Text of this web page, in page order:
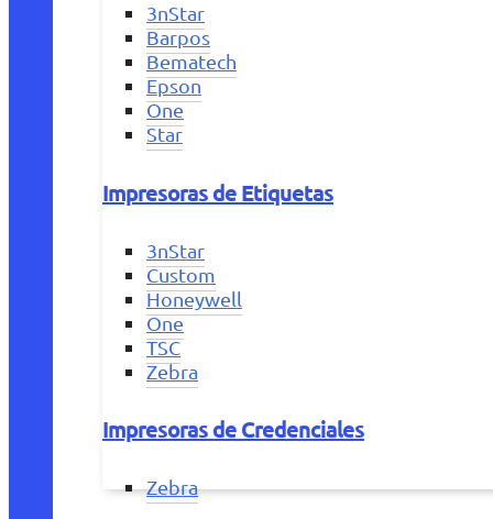
3nStar
Barpos
Bematech
Epson
One
Star
Impresoras de Etiquetas
3nStar
Custom
Honeywell
One
TSC
Zebra
Impresoras de Credenciales
Zebra